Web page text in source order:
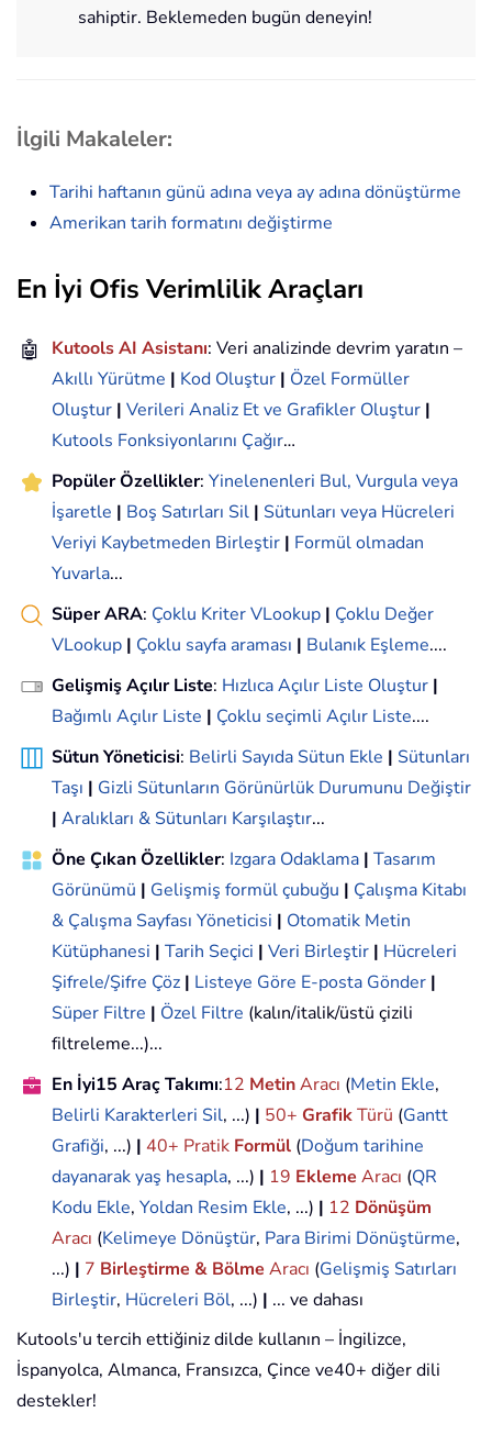
sahiptir. Beklemeden bugün deneyin!
İlgili Makaleler:
Tarihi haftanın günü adına veya ay adına dönüştürme
Amerikan tarih formatını değiştirme
En İyi Ofis Verimlilik Araçları
🤖 Kutools AI Asistanı: Veri analizinde devrim yaratın –
Akıllı Yürütme | Kod Oluştur | Özel Formüller
Oluştur | Verileri Analiz Et ve Grafikler Oluştur |
Kutools Fonksiyonlarını Çağır…
Popüler Özellikler: Yinelenenleri Bul, Vurgula veya
İşaretle | Boş Satırları Sil | Sütunları veya Hücreleri
Veriyi Kaybetmeden Birleştir | Formül olmadan
Yuvarla...
Süper ARA: Çoklu Kriter VLookup | Çoklu Değer
VLookup | Çoklu sayfa araması | Bulanık Eşleme....
Gelişmiş Açılır Liste: Hızlıca Açılır Liste Oluştur |
Bağımlı Açılır Liste | Çoklu seçimli Açılır Liste....
Sütun Yöneticisi: Belirli Sayıda Sütun Ekle | Sütunları
Taşı | Gizli Sütunların Görünürlük Durumunu Değiştir
| Aralıkları & Sütunları Karşılaştır...
Öne Çıkan Özellikler: Izgara Odaklama | Tasarım
Görünümü | Gelişmiş formül çubuğu | Çalışma Kitabı
& Çalışma Sayfası Yöneticisi | Otomatik Metin
Kütüphanesi | Tarih Seçici | Veri Birleştir | Hücreleri
Şifrele/Şifre Çöz | Listeye Göre E-posta Gönder |
Süper Filtre | Özel Filtre (kalın/italik/üstü çizili
filtreleme...)...
En İyi15 Araç Takımı:12 MetinAracı (Metin Ekle,
Belirli Karakterleri Sil, ...) | 50+ GrafikTürü (Gantt
Grafiği, ...) | 40+ Pratik Formül (Doğum tarihine
dayanarak yaş hesapla, ...) | 19 Ekleme Aracı (QR
Kodu Ekle, Yoldan Resim Ekle, ...) | 12 Dönüşüm
Aracı (Kelimeye Dönüştür, Para Birimi Dönüştürme,
...) | 7 Birleştirme & Bölme Aracı (Gelişmiş Satırları
Birleştir, Hücreleri Böl, ...) | ... ve dahası
Kutools'u tercih ettiğiniz dilde kullanın – İngilizce,
İspanyolca, Almanca, Fransızca, Çince ve40+ diğer dili
destekler!